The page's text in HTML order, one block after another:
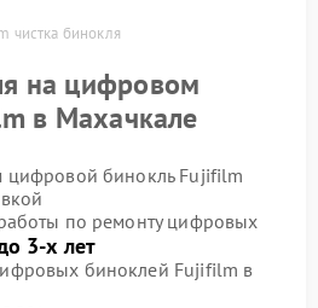
чистка бинокля
на цифровом
в Махачкале
цифровой бинокль Fujifilm
по ремонту цифровых
3-х лет
биноклей Fujifilm в